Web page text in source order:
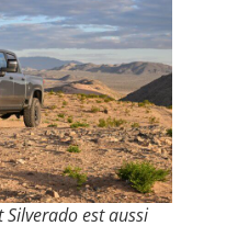
Silverado est aussi